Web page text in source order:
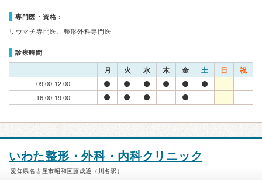
専門医・資格：
リウマチ専門医、整形外科専門医
診療時間
月 火 水 木 金 土 日 祝
09:00-12:00
16:00-19:00
いわた整形・外科・内科クリニック
愛知県名古屋市昭和区藤成通（川名駅）